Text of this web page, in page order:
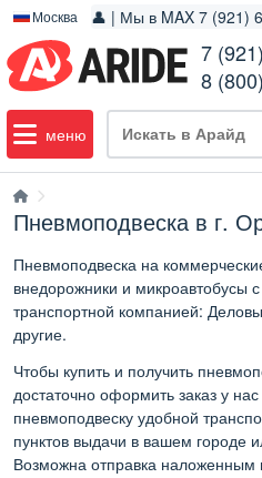
Москва 👤 | Мы в MAX 7 (921)
7
8
меню
Пневмоподвеска в г.
Пневмоподвеска на
внедорожники и микроавтобусы
транспортной компанией:
другие.
Чтобы купить и получить
достаточно оформить заказ у
пневмоподвеску удобной
пунктов выдачи в вашем городе
Возможна отправка наложенным